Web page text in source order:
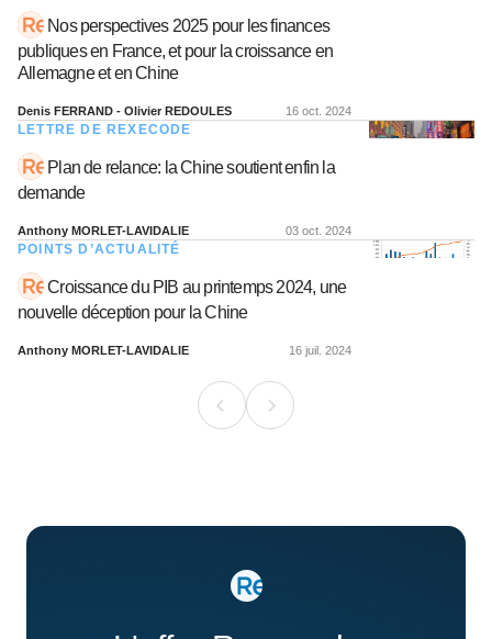
Nos perspectives 2025 pour les finances
publiques en France, et pour la croissance en
Allemagne et en Chine
Denis FERRAND - Olivier REDOULES 16 oct. 2024
LETTRE DE REXECODE
Plan de relance: la Chine soutient enfin la
demande
Anthony MORLET-LAVIDALIE 03 oct. 2024
POINTS D’ACTUALITÉ
Croissance du PIB au printemps 2024, une
nouvelle déception pour la Chine
Anthony MORLET-LAVIDALIE 16 juil. 2024